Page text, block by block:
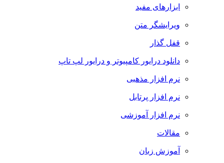
ابزارهای مفید
ویرایشگر متن
قفل گذار
دانلود درایور کامپیوتر و درایور لپ تاپ
نرم افزار مذهبی
نرم افزار پرتابل
نرم افزار آموزشی
مقالات
آموزش زبان